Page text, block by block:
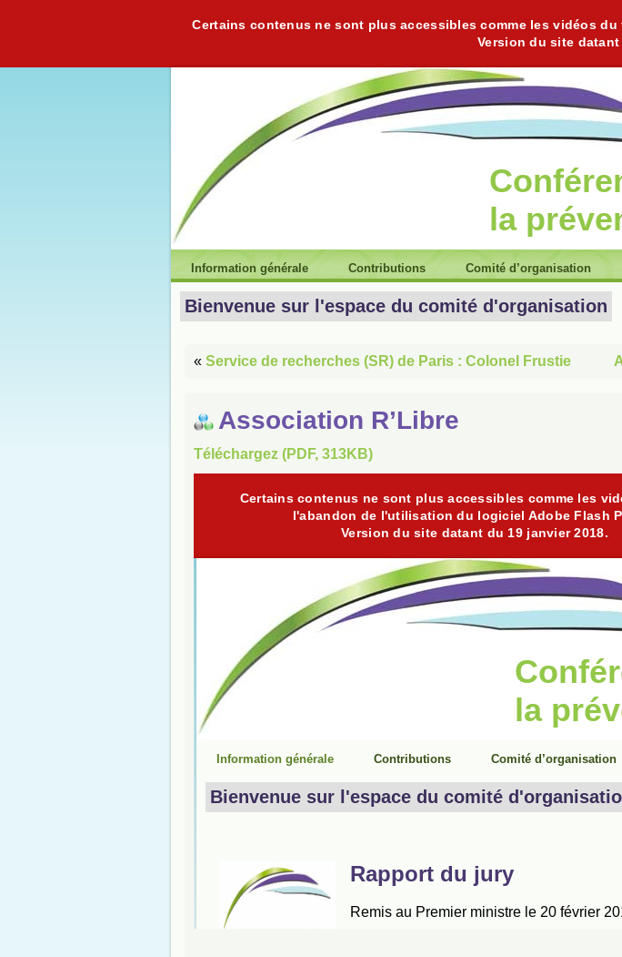
Certains contenus ne sont plus accessibles comme les vidéos
Version du site
la
Information générale Contributions Comité d’organisation
Bienvenue sur l'espace du comité d'organisation
« Service de recherches (SR) de Paris : Colonel Frustie
Association R’Libre
Téléchargez (PDF, 313KB)